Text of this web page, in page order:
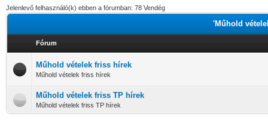
Jelenlevő felhasználó(k) ebben a fórumban: 78 Vendég
'Műhold
Fórum
Műhold vételek friss hírek
Műhold vételek friss hírek
Műhold vételek friss TP hírek
Műhold vételek friss TP hírek